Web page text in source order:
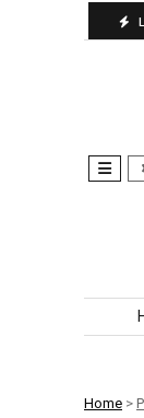
बरकरार, बांकीपुर में…
Skip to
Home >